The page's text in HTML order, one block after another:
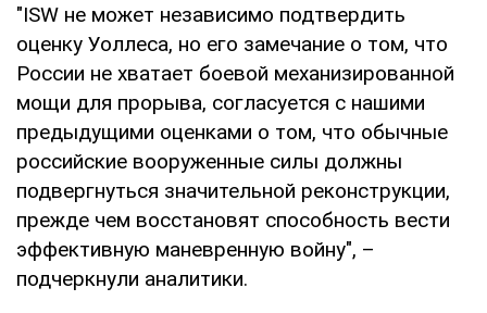
"ISW не может независимо подтвердить
оценку Уоллеса, но его замечание о том, что
России не хватает боевой механизированной
мощи для прорыва, согласуется с нашими
предыдущими оценками о том, что обычные
российские вооруженные силы должны
подвергнуться значительной реконструкции,
прежде чем восстановят способность вести
эффективную маневренную войну", –
подчеркнули аналитики.